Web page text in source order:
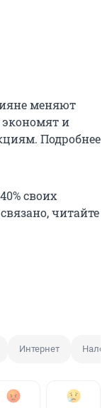
меняют
и
Подробнее
своих
читайте
Интернет Налог